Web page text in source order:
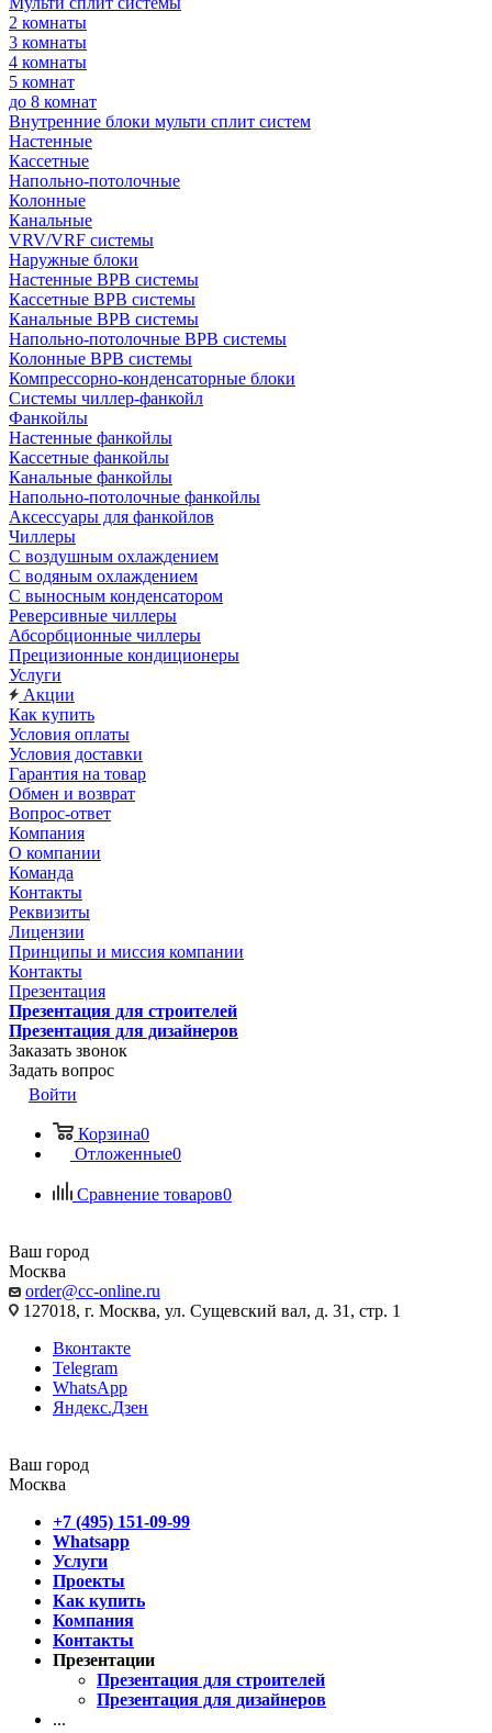
2 комнаты
3 комнаты
4 комнаты
5 комнат
до 8 комнат
Внутренние блоки мульти сплит систем
Настенные
Кассетные
Напольно-потолочные
Колонные
Канальные
VRV/VRF системы
Наружные блоки
Настенные ВРВ системы
Кассетные ВРВ системы
Канальные ВРВ системы
Напольно-потолочные ВРВ системы
Колонные ВРВ системы
Компрессорно-конденсаторные блоки
Системы чиллер-фанкойл
Фанкойлы
Настенные фанкойлы
Кассетные фанкойлы
Канальные фанкойлы
Напольно-потолочные фанкойлы
Аксессуары для фанкойлов
Чиллеры
С воздушным охлаждением
С водяным охлаждением
С выносным конденсатором
Реверсивные чиллеры
Абсорбционные чиллеры
Прецизионные кондиционеры
Услуги
Акции
Как купить
Условия оплаты
Условия доставки
Гарантия на товар
Обмен и возврат
Вопрос-ответ
Компания
О компании
Команда
Контакты
Реквизиты
Лицензии
Принципы и миссия компании
Контакты
Презентация
Презентация для строителей
Презентация для дизайнеров
Заказать звонок
Задать вопрос
Войти
Корзина0
Отложенные0
Сравнение товаров0
Ваш город
Москва
order@cc-online.ru
127018, г. Москва, ул. Сущевский вал, д. 31, стр. 1
Вконтакте
Telegram
WhatsApp
Яндекс.Дзен
Ваш город
Москва
+7 (495) 151-09-99
Whatsapp
Услуги
Проекты
Как купить
Компания
Контакты
Презентации
Презентация для строителей
Презентация для дизайнеров
...